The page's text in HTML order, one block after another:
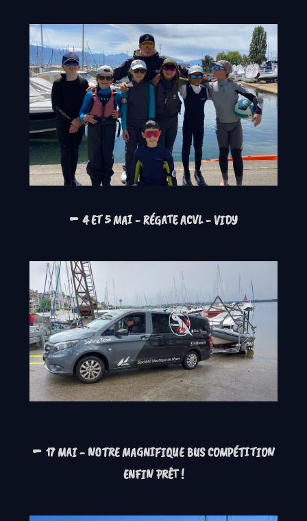
-4 ET 5 MAI - RÉGATE ACVL - VIDY
- 17 MAI - NOTRE MAGNIFIQUE BUS COMPÉTITION
ENFIN PRÊT !